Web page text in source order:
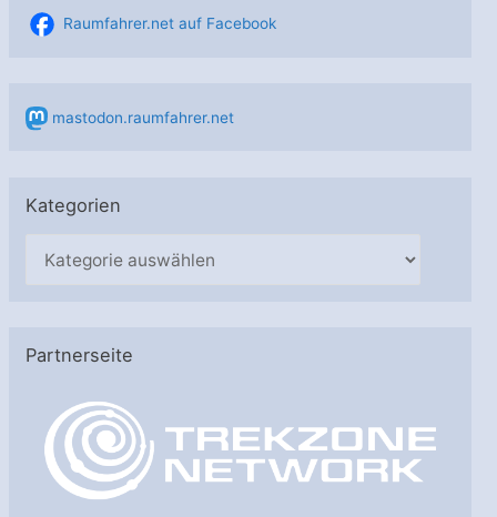
Raumfahrer.net auf Facebook
mastodon.raumfahrer.net
Kategorien
g
Partnerseite